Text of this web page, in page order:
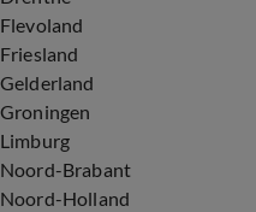
Flevoland
Friesland
Gelderland
Groningen
Limburg
Noord-Brabant
Noord-Holland